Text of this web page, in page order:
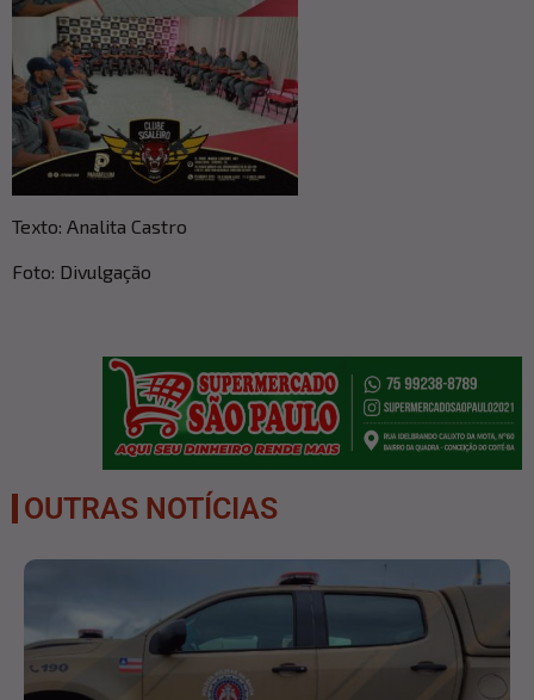
Texto: Analita Castro
Foto: Divulgação
OUTRAS NOTÍCIAS